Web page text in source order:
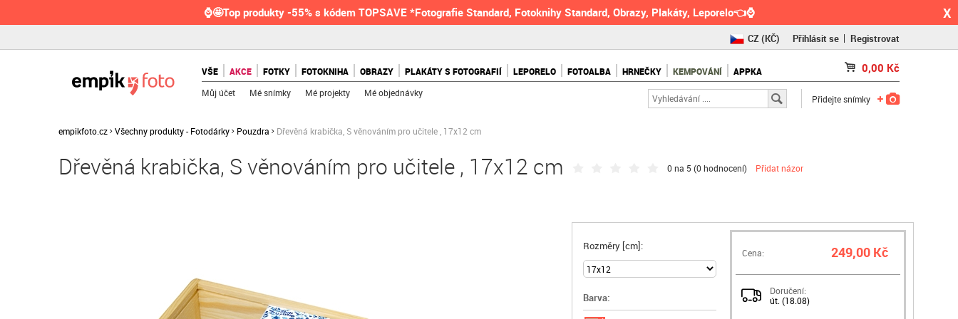
⌚🤩Top produkty -55% s kódem TOPSAVE *Fotografie Standard, Fotoknihy Standard, Obrazy, Plakáty, Leporelo👈⌚ X
CZ(KČ)
RO(RON)
Přihlásit se Registrovat
VŠE AKCE FOTKY FOTOKNIHA OBRAZY PLAKÁTY S FOTOGRAFIÍ LEPORELO FOTOALBA HRNEČKY KEMPOVÁNÍ APPKA 0,00 Kč
Můj účet Mé snímky Mé projekty Mé objednávky
Přidejte snímky
empikfoto.cz Všechny produkty - Fotodárky Pouzdra Dřevěná krabička, S věnováním pro učitele , 17x12 cm
Dřevěná krabička, S věnováním pro učitele , 17x12 cm 0 na 5 (0 hodnocení) Přidat názor
Rozměry [cm]:
Barva:
Cena: 249,00 Kč
Doručení:
út. (18.08)